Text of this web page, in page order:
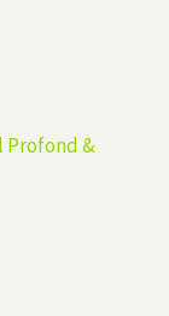
Profond &